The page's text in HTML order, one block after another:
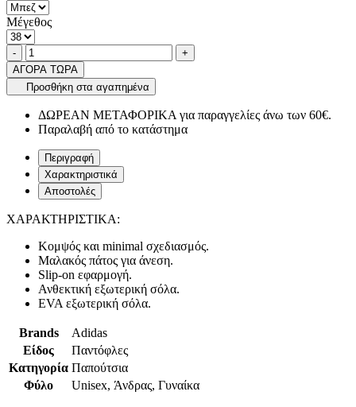
Μέγεθος
Ποσότητα
-product.increase.quantity +
ΑΓΟΡΑ ΤΩΡΑ
Προσθήκη στα αγαπημένα
ΔΩΡΕΑΝ ΜΕΤΑΦΟΡΙΚΑ για παραγγελίες άνω των 60€.
Παραλαβή από το κατάστημα
Περιγραφή
Χαρακτηριστικά
Αποστολές
ΧΑΡΑΚΤΗΡΙΣΤΙΚΑ:
Κομψός και minimal σχεδιασμός.
Μαλακός πάτος για άνεση.
Slip-on εφαρμογή.
Ανθεκτική εξωτερική σόλα.
EVA εξωτερική σόλα.
Brands
Adidas
Είδος
Παντόφλες
Κατηγορία Παπούτσια
Φύλο
Unisex, Άνδρας, Γυναίκα